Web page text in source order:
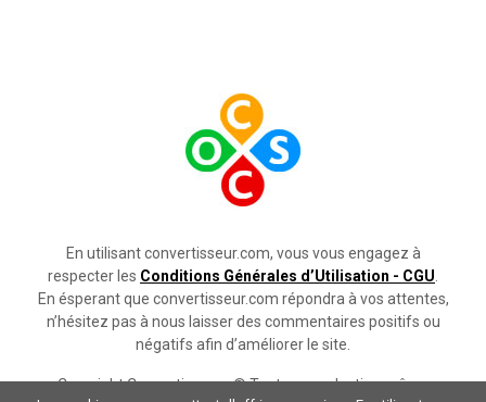
En utilisant convertisseur.com, vous vous engagez à
respecter les Conditions Générales d’Utilisation - CGU
En ésperant que convertisseur.com répondra à vos attentes,
n’hésitez pas à nous laisser des commentaires positifs ou
négatifs afin d’améliorer le site.
Copyright Convertisseurs © Toute reproduction même